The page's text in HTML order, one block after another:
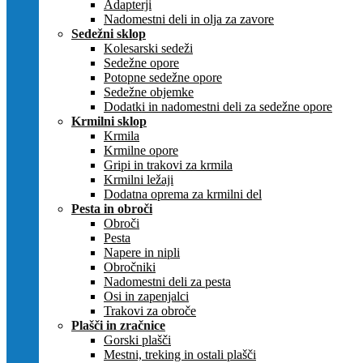
Adapterji
Nadomestni deli in olja za zavore
Sedežni sklop
Kolesarski sedeži
Sedežne opore
Potopne sedežne opore
Sedežne objemke
Dodatki in nadomestni deli za sedežne opore
Krmilni sklop
Krmila
Krmilne opore
Gripi in trakovi za krmila
Krmilni ležaji
Dodatna oprema za krmilni del
Pesta in obroči
Obroči
Pesta
Napere in nipli
Obročniki
Nadomestni deli za pesta
Osi in zapenjalci
Trakovi za obroče
Plašči in zračnice
Gorski plašči
Mestni, treking in ostali plašči